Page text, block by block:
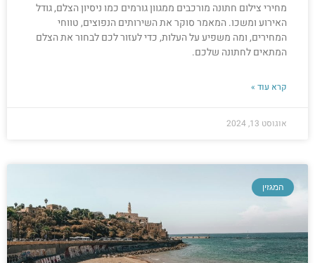
מחירי צילום חתונה מורכבים ממגוון גורמים כמו ניסיון הצלם, גודל
האירוע ומשכו. המאמר סוקר את השירותים הנפוצים, טווחי
המחירים, ומה משפיע על העלות, כדי לעזור לכם לבחור את הצלם
המתאים לחתונה שלכם.
קרא עוד »
אוגוסט 13, 2024
המגזין